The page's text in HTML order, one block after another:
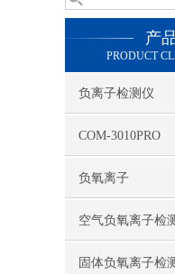
产
PRODUCT
负离子检测仪
COM-3010PRO
负氧离子
空气负氧离子检
固体负氧离子检